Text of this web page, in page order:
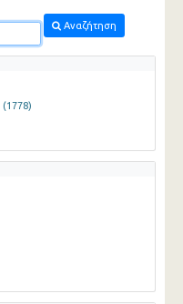
Αναζήτηση
(1778)